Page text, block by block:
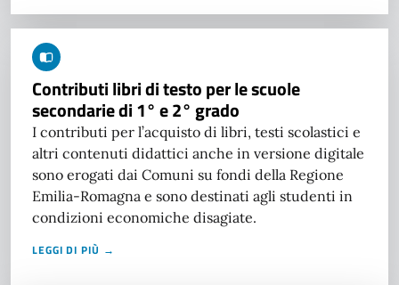
Contributi libri di testo per le scuole
secondarie di 1° e 2° grado
I contributi per l’acquisto di libri, testi scolastici e
altri contenuti didattici anche in versione digitale
sono erogati dai Comuni su fondi della Regione
Emilia-Romagna e sono destinati agli studenti in
condizioni economiche disagiate.
LEGGI DI PIÙ →